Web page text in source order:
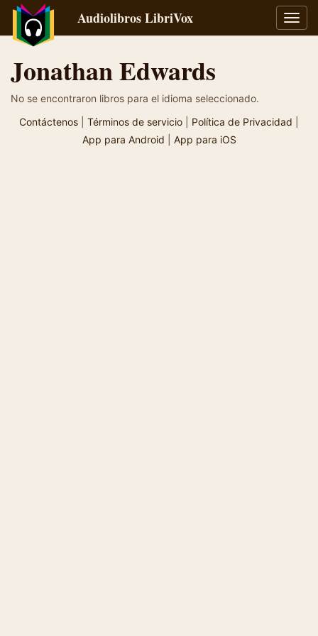
Audiolibros LibriVox
Jonathan Edwards
No se encontraron libros para el idioma seleccionado.
Contáctenos
Términos de servicio Política de Privacidad
App para Android
App para iOS